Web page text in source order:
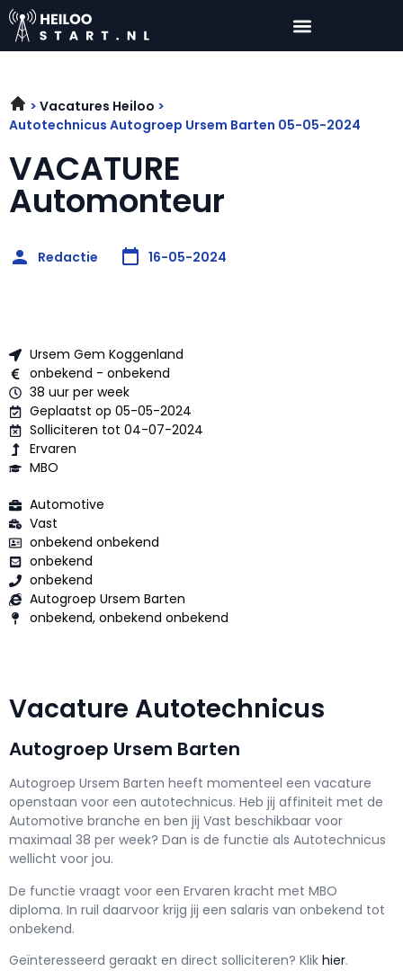
Vacatures Heiloo
Autotechnicus Autogroep Ursem Barten 05-05-2024
VACATURE
Automonteur
Redactie 16-05-2024
Ursem Gem Koggenland
onbekend - onbekend
38 uur per week
Geplaatst op 05-05-2024
Solliciteren tot 04-07-2024
Ervaren
MBO
Automotive
Vast
onbekend onbekend
onbekend
onbekend
Autogroep Ursem Barten
onbekend, onbekend onbekend
Vacature Autotechnicus
Autogroep Ursem Barten
Autogroep Ursem Barten heeft momenteel een vacature
openstaan voor een autotechnicus. Heb jij affiniteit met de
Automotive branche en ben jij Vast beschikbaar voor
maximaal 38 per week? Dan is de functie als Autotechnicus
wellicht voor jou.
De functie vraagt voor een Ervaren kracht met MBO
diploma. In ruil daarvoor krijg jij een salaris van onbekend tot
onbekend.
Geïnteresseerd geraakt en direct solliciteren? Klik hier.